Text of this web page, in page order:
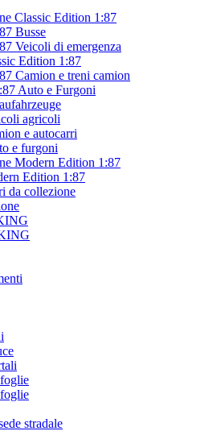
Classic Edition 1:87
Busse
Veicoli di emergenza
Edition 1:87
Camion e treni camion
Auto e Furgoni
agricoli
e autocarri
e furgoni
Modern Edition 1:87
Edition 1:87
da collezione
stradale